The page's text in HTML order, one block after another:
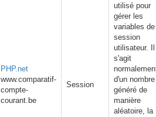
PHP.net
www.comparatif-
compte-
courant.be
Session
utilisé pour
gérer les
variables de
session
utilisateur. Il
s'agit
d'un nombre
généré de
manière
aléatoire, la